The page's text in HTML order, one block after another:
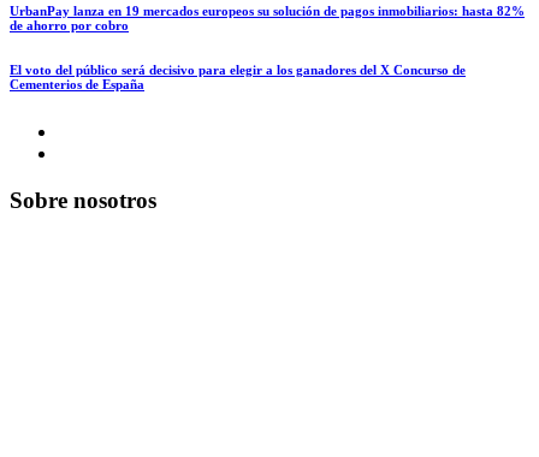
UrbanPay lanza en 19 mercados europeos su solución de pagos inmobiliarios: hasta 82%
de ahorro por cobro
El voto del público será decisivo para elegir a los ganadores del X Concurso de
Cementerios de España
Sobre nosotros